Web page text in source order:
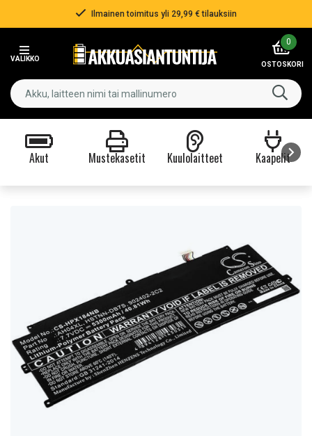
Ilmainen toimitus yli 29,99 € tilauksiin
VALIKKO
0
OSTOSKORI
Akut Mustekasetit Kuulolaitteet Kaapelit